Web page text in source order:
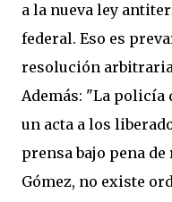
a la nueva ley
federal. Eso es
resolución
Además: "La policía
un acta a los
prensa bajo pena
Gómez, no existe